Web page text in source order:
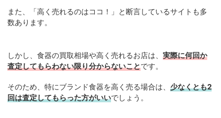
また、「高く売れるのはココ！」と断言しているサイトも多
数あります。
しかし、食器の買取相場や高く売れるお店は、 実際に何回か
査定してもらわない限り分からないことです。
そのため、特にブランド食器を高く売る場合は、 少なくとも2
回は査定してもらった方がいいでしょう。